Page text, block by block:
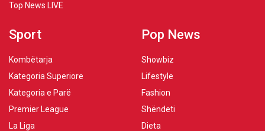
Top News LIVE
Sport
Kombëtarja
Kategoria Superiore
Kategoria e Parë
Premier League
La Liga
Pop News
Showbiz
Lifestyle
Fashion
Shëndeti
Dieta